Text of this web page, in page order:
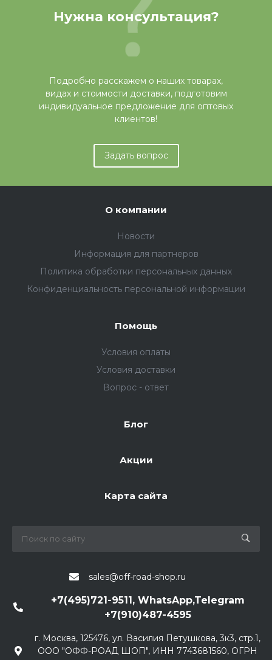
Нужна консультация?
Подробно расскажем о наших товарах,
видах и стоимости доставки, подготовим
индивидуальное предложение для оптовых
клиентов!
Задать вопрос
О компании
Новости
Информация для партнеров
Политика обработки персональных данных
Конфиденциальность персональной информации
Помощь
Условия оплаты
Условия доставки
Вопрос - ответ
Блог
Акции
Карта сайта
sales@off-road-shop.ru
+7(495)721-9511, WhatsApp,Telegram
+7(910)487-4595
г. Москва, 125476, ул. Василия Петушкова, 3к3, стр.1,
ООО "ОФФ-РОАД ШОП", ИНН 7743681560, ОГРН